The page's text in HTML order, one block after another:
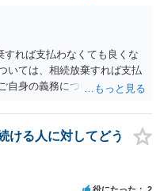
すれば支払わなくても良くな
ては、相続放棄すれば支払
自身の義務については、契約
、何の義務も負わないなら、
ンさせる意味もないような気
しても負う内容だと困ります
談に行かれることをお勧め
ける人に対してどう
役にたった 2